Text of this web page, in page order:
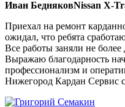
Иван БедняковNissan X-
Приехал на ремонт
ожидал, что ребята
Все работы заняли не
Выражаю благодарность
профессионализм и
Нижегород Кардан Сервис